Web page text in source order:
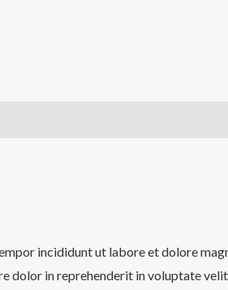
incididunt ut labore et dolore
dolor in reprehenderit in voluptate